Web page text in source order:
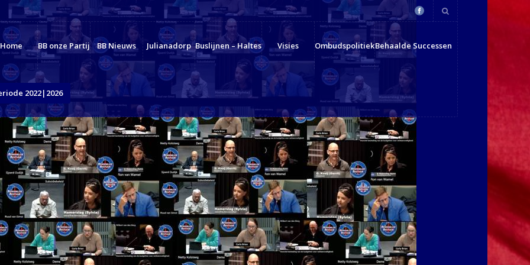
Home BB onze Partij BB Nieuws Julianadorp Buslijnen – Haltes Visies OmbudspolitiekBehaalde Successen
2022|2026